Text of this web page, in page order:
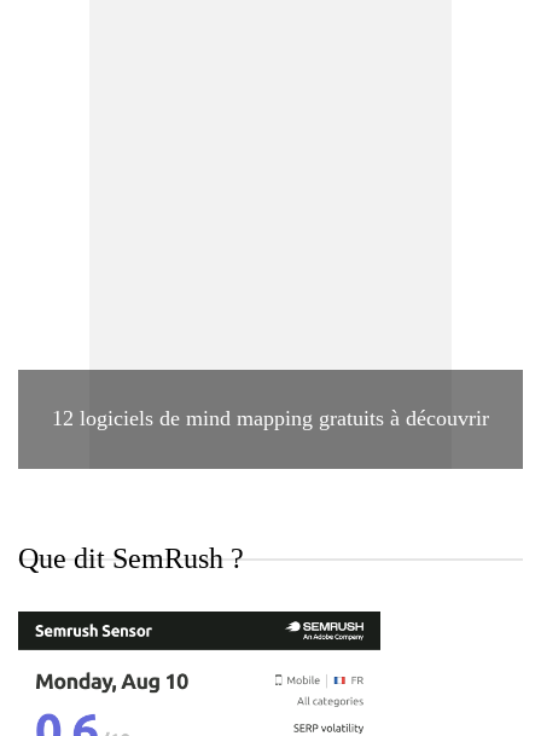
12 logiciels de mind mapping gratuits à découvrir
Que dit SemRush ?